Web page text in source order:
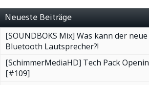
Neueste Beiträge
[SOUNDBOKS Mix] Was kann der
Bluetooth Lautsprecher?!
[SchimmerMediaHD] Tech Pack
[#109]